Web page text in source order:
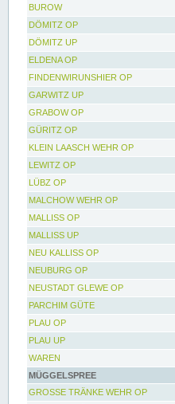
BUROW
DÖMITZ OP
DÖMITZ UP
ELDENA OP
FINDENWIRUNSHIER OP
GARWITZ UP
GRABOW OP
GÜRITZ OP
KLEIN LAASCH WEHR OP
LEWITZ OP
LÜBZ OP
MALCHOW WEHR OP
MALLISS OP
MALLISS UP
NEU KALLISS OP
NEUBURG OP
NEUSTADT GLEWE OP
PARCHIM GÜTE
PLAU OP
PLAU UP
WAREN
MÜGGELSPREE
GROSSE TRÄNKE WEHR OP